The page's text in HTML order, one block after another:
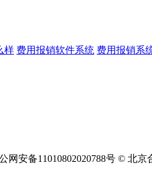
样 费用报销软件系统 费用报销系
网安备11010802020788号 © 北